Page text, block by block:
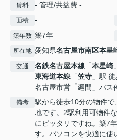
賃料 - 管理/共益費 -
面積 -
築年数 築7年
所在地 愛知県名古屋市南区本星
交通 名鉄名古屋本線 「本星崎
東海道本線 「笠寺 」駅
名古屋市営「廻間」バ
備考
駅から徒歩10分の物件
地です。2駅利用可物件
にピッタリですね。築7
す。パソコンを快適に使